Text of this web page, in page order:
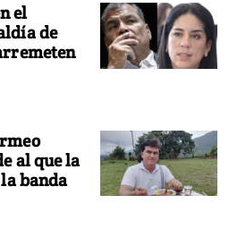
el
de
al que la
banda